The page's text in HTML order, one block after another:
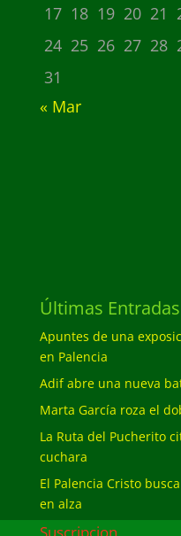
17 18 19 20 21
24 25 26 27 28
31
« Mar
Últimas Entradas
Apuntes de una
en Palencia
Adif abre una nueva
Marta García roza el
La Ruta del Pucherito
cuchara
El Palencia Cristo
en alza